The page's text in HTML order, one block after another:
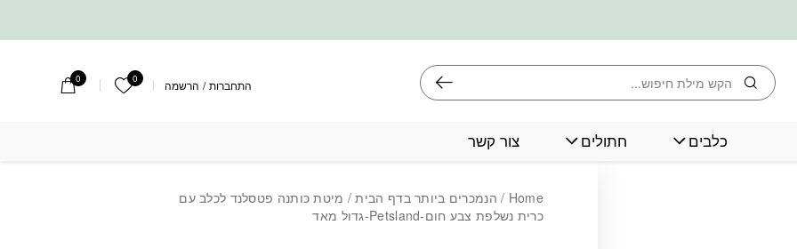
התחברות / הרשמה 0 הרשימה שלי
0 חיפוש
כלבים חתולים צור קשר
Home
/ הנמכרים ביותר בדף הבית/ מיטת כותנה פטסלנד לכלב עם
כרית נשלפת צבע חום-Petsland-גדול מאד